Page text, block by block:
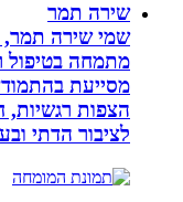
שירה תמר
שמי שירה תמר,
מסייעת בהתמודדות
הצפות רגשיות, חוסר
לציבור הדתי ובעלת